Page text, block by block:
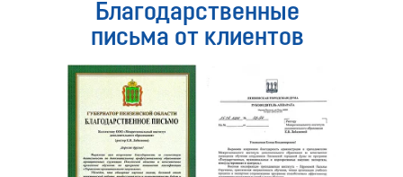
Благодарственные
письма от клиентов